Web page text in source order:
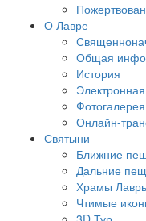
О Лавре
Общая
История
Фотогалерея
Онлайн-
Святыни
Ближние
Дальние
Храмы
Чтимые